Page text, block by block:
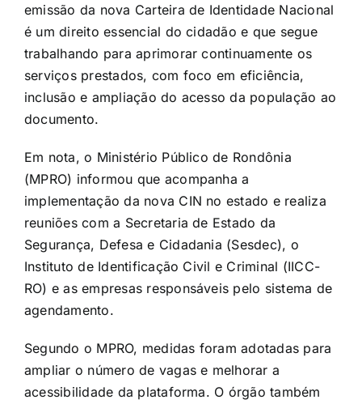
emissão da nova Carteira de Identidade Nacional
é um direito essencial do cidadão e que segue
trabalhando para aprimorar continuamente os
serviços prestados, com foco em eficiência,
inclusão e ampliação do acesso da população ao
documento.
Em nota, o Ministério Público de Rondônia
(MPRO) informou que acompanha a
implementação da nova CIN no estado e realiza
reuniões com a Secretaria de Estado da
Segurança, Defesa e Cidadania (Sesdec), o
Instituto de Identificação Civil e Criminal (IICC-
RO) e as empresas responsáveis pelo sistema de
agendamento.
Segundo o MPRO, medidas foram adotadas para
ampliar o número de vagas e melhorar a
acessibilidade da plataforma. O órgão também